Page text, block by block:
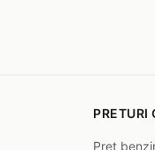
PRETURI
Pret